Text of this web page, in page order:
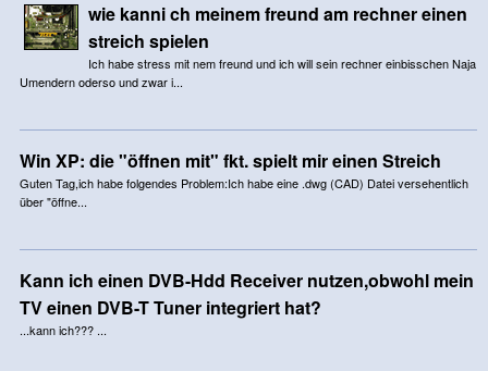
wie kanni ch meinem freund am rechner einen
streich spielen
Ich habe stress mit nem freund und ich will sein rechner einbisschen Naja
Umendern oderso und zwar i...
Win XP: die "öffnen mit" fkt. spielt mir einen Streich
Guten Tag,ich habe folgendes Problem:Ich habe eine .dwg (CAD) Datei versehentlich
über "öffne...
Kann ich einen DVB-Hdd Receiver nutzen,obwohl mein
TV einen DVB-T Tuner integriert hat?
...kann ich??? ...